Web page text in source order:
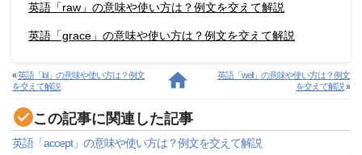
英語「raw」の意味や使い方は？例文を交えて解説
英語「grace」の意味や使い方は？例文を交えて解説
«英語「lol」の意味や使い方は？例文
を交えて解説
英語「well」の意味や使い方は？例文
を交えて解説»
この記事に関連した記事
英語「accept」の意味や使い方は？例文を交えて解説